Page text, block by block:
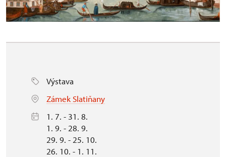
Výstava
Zámek Slatiňany
1. 7. - 31. 8.
1. 9. - 28. 9.
29. 9. - 25. 10.
26. 10. - 1. 11.